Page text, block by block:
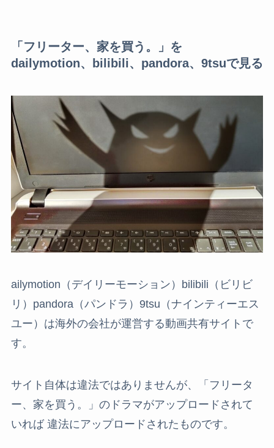
「フリーター、家を買う。」を
dailymotion、bilibili、pandora、9tsuで見る
ailymotion（デイリーモーション）bilibili（ビリビ
リ）pandora（パンドラ）9tsu（ナインティーエス
ユー）は海外の会社が運営する動画共有サイトで
す。
サイト自体は違法ではありませんが、「フリータ
ー、家を買う。」のドラマがアップロードされて
いれば 違法にアップロードされたものです。